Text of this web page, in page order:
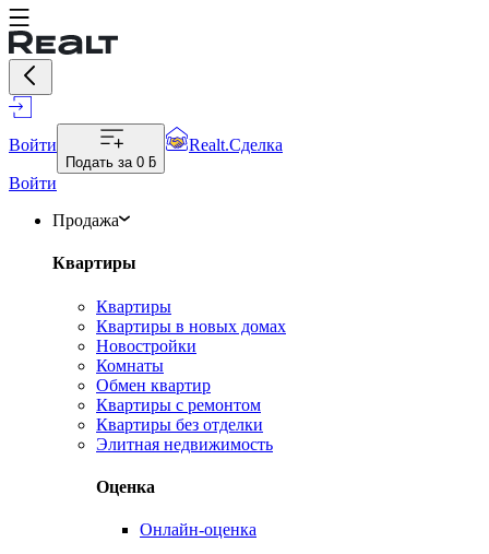
Войти
Подать за 0 ƃ
Realt.Сделка
Войти
Продажа
Квартиры
Квартиры
Квартиры в новых домах
Новостройки
Комнаты
Обмен квартир
Квартиры с ремонтом
Квартиры без отделки
Элитная недвижимость
Оценка
Онлайн-оценка